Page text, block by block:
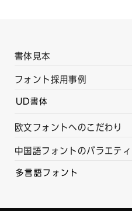
書体見本
フォント採用事例
UD書体
欧文フォントへのこだわり
中国語フォントのバラエティ
多言語フォント